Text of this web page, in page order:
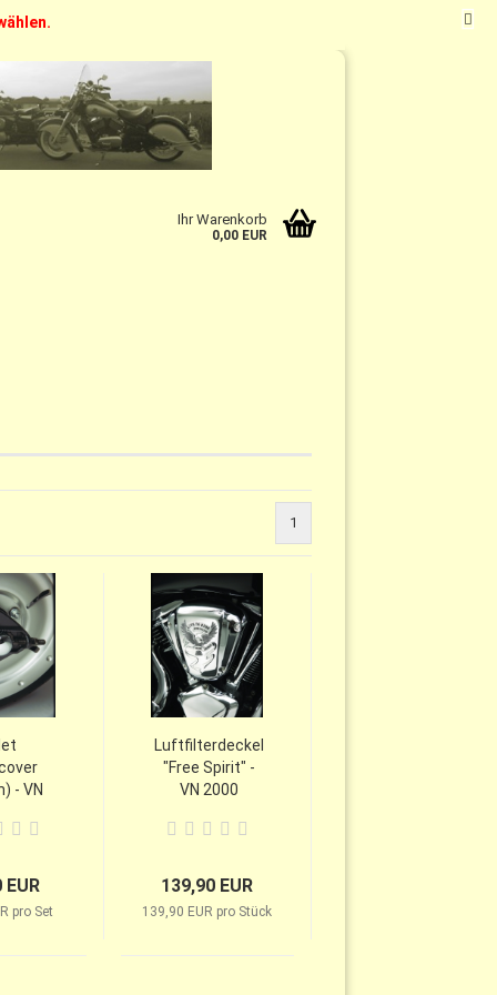
Ihr Warenkorb
0,00 EUR
1
- VN
EUR
pro Set
Luftfilterdeckel
"Free Spirit" -
VN 2000
139,90 EUR
139,90 EUR pro Stück